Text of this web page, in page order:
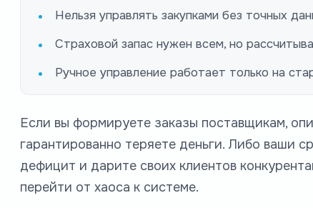
Нельзя управлять закупками без точных
Страховой запас нужен всем, но
Ручное управление работает только на
Если вы формируете заказы поставщикам,
гарантированно теряете деньги. Либо ваши
дефицит и дарите своих клиентов
перейти от хаоса к системе.